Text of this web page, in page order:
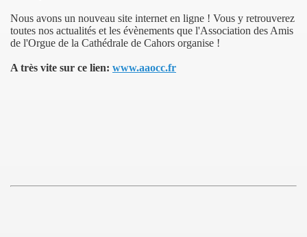
Nous avons un nouveau site internet en ligne ! Vous y retrouverez
toutes nos actualités et les évènements que l'Association des Amis
de l'Orgue de la Cathédrale de Cahors organise !
A très vite sur ce lien: www.aaocc.fr